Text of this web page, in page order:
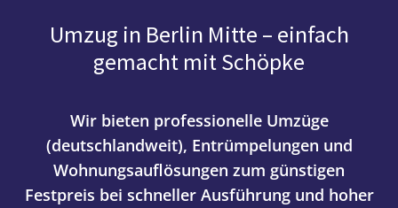
Umzug in Berlin Mitte – einfach
gemacht mit Schöpke
Wir bieten professionelle Umzüge
(deutschlandweit), Entrümpelungen und
Wohnungsauflösungen zum günstigen
Festpreis bei schneller Ausführung und hoher